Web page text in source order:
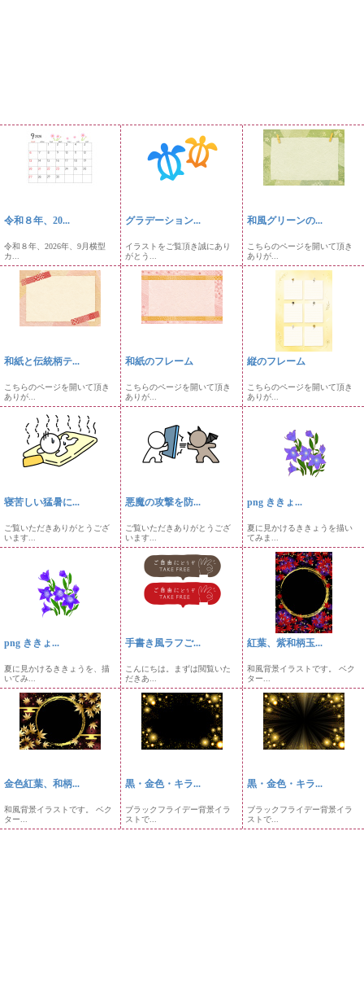
令和８年、20...
令和８年、2026年、9月横型
カ...
グラデーション...
イラストをご覧頂き誠にあり
がとう...
和風グリーンの...
こちらのページを開いて頂き
ありが...
和紙と伝統柄テ...
こちらのページを開いて頂き
ありが...
和紙のフレーム
こちらのページを開いて頂き
ありが...
縦のフレーム
こちらのページを開いて頂き
ありが...
寝苦しい猛暑に...
ご覧いただきありがとうござ
います...
悪魔の攻撃を防...
ご覧いただきありがとうござ
います...
png ききょ...
夏に見かけるききょうを描い
てみま...
png ききょ...
夏に見かけるききょうを、描
いてみ...
手書き風ラフご...
こんにちは。まずは閲覧いた
だきあ...
紅葉、紫和柄玉...
和風背景イラストです。 ベク
ター...
金色紅葉、和柄...
和風背景イラストです。 ベク
ター...
黒・金色・キラ...
ブラックフライデー背景イラ
ストで...
黒・金色・キラ...
ブラックフライデー背景イラ
ストで...